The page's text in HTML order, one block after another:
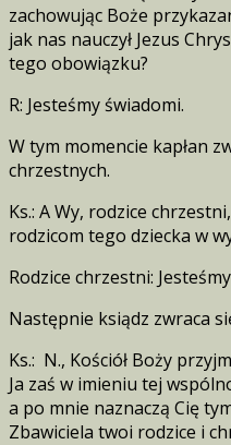
zachowując Boże
jak nas nauczył Jezus
tego obowiązku?
R: Jesteśmy świadomi.
W tym momencie kapłan
chrzestnych.
Ks.: A Wy, rodzice
rodzicom tego dziecka w
Rodzice chrzestni:
Następnie ksiądz zwraca
Ks.: N., Kościół Boży
Ja zaś w imieniu tej
a po mnie naznaczą Cię
Zbawiciela twoi rodzice i